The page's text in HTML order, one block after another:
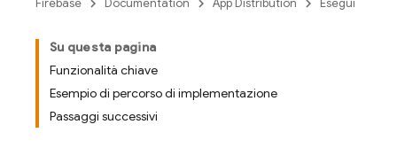
Firebase Documentation App Distribution Esegui
Su questa pagina
Funzionalità chiave
Esempio di percorso di implementazione
Passaggi successivi